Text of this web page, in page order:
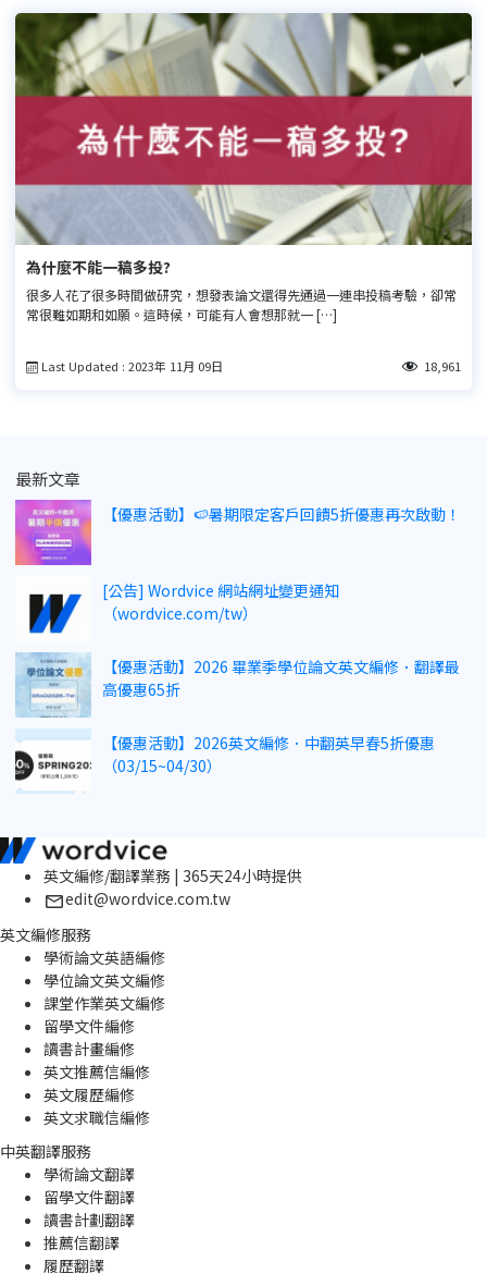
為什麼不能一稿多投?
很多人花了很多時間做研究，想發表論文還得先通過一連串投稿考驗，卻常
常很難如期和如願。這時候，可能有人會想那就一 […]
Last Updated : 2023年 11月 09日 18,961
最新文章
【優惠活動】🍉暑期限定客戶回饋5折優惠再次啟動！
[公告] Wordvice 網站網址變更通知
（wordvice.com/tw）
【優惠活動】2026 畢業季學位論文英文編修．翻譯最
高優惠65折
【優惠活動】2026英文編修．中翻英早春5折優惠
（03/15~04/30）
英文編修/翻譯業務 | 365天24小時提供
edit@wordvice.com.tw
英文編修服務
學術論文英語編修
學位論文英文編修
課堂作業英文編修
留學文件編修
讀書計畫編修
英文推薦信編修
英文履歷編修
英文求職信編修
中英翻譯服務
學術論文翻譯
留學文件翻譯
讀書計劃翻譯
推薦信翻譯
履歷翻譯